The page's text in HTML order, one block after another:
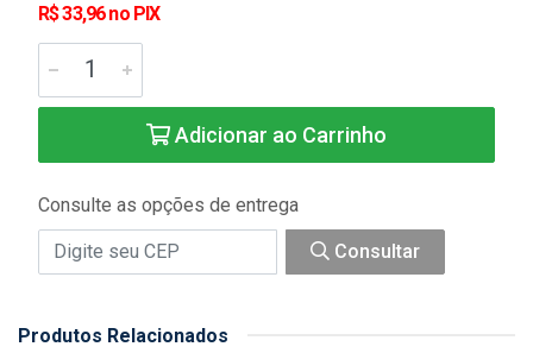
R$ 33,96 no PIX
Adicionar ao Carrinho
Consulte as opções de entrega
Consultar
Produtos Relacionados